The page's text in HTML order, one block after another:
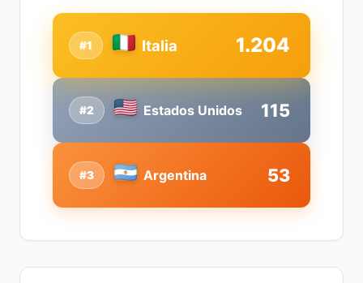
#2 Estados Unidos 115
#1 Italia 1.204
#3 Argentina 53